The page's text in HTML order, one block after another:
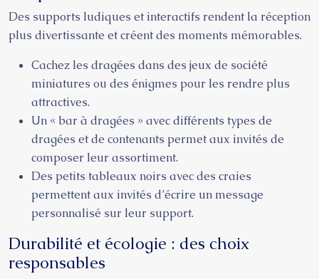
Des supports ludiques et interactifs rendent la réception
plus divertissante et créent des moments mémorables.
Cachez les dragées dans des jeux de société
miniatures ou des énigmes pour les rendre plus
attractives.
Un « bar à dragées » avec différents types de
dragées et de contenants permet aux invités de
composer leur assortiment.
Des petits tableaux noirs avec des craies
permettent aux invités d’écrire un message
personnalisé sur leur support.
Durabilité et écologie : des choix
responsables